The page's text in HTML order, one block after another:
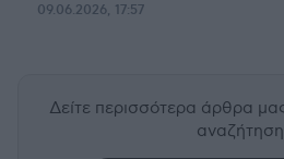
09.06.2026, 17:57
Δείτε περισσότερα άρθρα